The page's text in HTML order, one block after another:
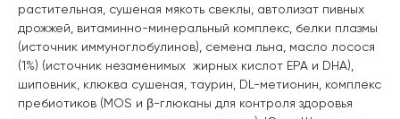
растительная, сушеная мякоть свеклы, автолизат пивных
дрожжей, витаминно-минеральный комплекс, белки плазмы
(источник иммуноглобулинов), семена льна, масло лосося
(1%) (источник незаменимых жирных кислот EPA и DHA),
шиповник, клюква сушеная, таурин, DL-метионин, комплекс
пребиотиков (MOS и β-глюканы для контроля здоровья